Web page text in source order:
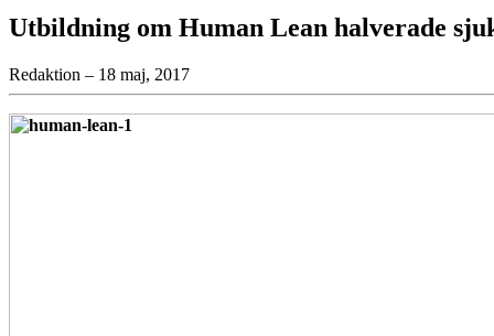
Utbildning om Human Lean halverade
Redaktion – 18 maj, 2017